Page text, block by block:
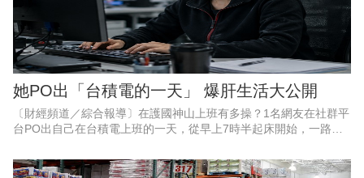
她PO出「台積電的一天」 爆肝生活大公開
〔財經頻道／綜合報導〕在護國神山上班有多操？1名網友在社群平
台PO出自己在台積電上班的一天，從早上7時半起床開始，一路忙
床睡覺。長達17個小